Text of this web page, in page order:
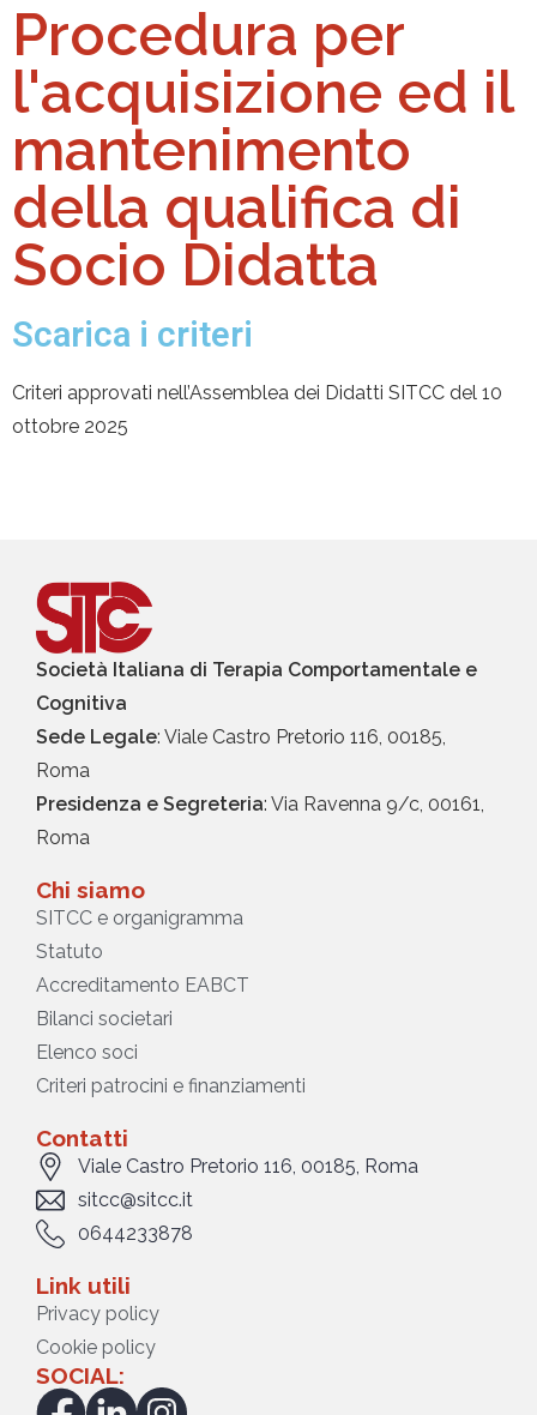
Procedura per
l'acquisizione ed il
mantenimento
della qualifica di
Socio Didatta
Scarica i criteri
Criteri approvati nell’Assemblea dei Didatti SITCC del 10
ottobre 2025
Società Italiana di Terapia Comportamentale e
Cognitiva
Sede Legale: Viale Castro Pretorio 116, 00185,
Roma
Presidenza e Segreteria: Via Ravenna 9/c, 00161,
Roma
Chi siamo
SITCC e organigramma
Statuto
Accreditamento EABCT
Bilanci societari
Elenco soci
Criteri patrocini e finanziamenti
Contatti
Viale Castro Pretorio 116, 00185, Roma
sitcc@sitcc.it
0644233878
Link utili
Privacy policy
Cookie policy
SOCIAL: